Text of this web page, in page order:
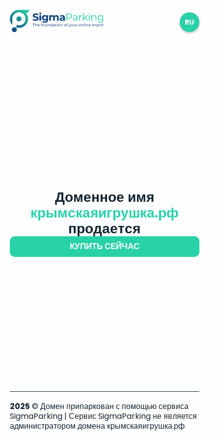
RU
Доменное имя
крымскаяигрушка.рф
продается
КУПИТЬ СЕЙЧАС
2025 © Домен припаркован с помощью сервиса
SigmaParking | Сервис SigmaParking не является
администратором домена крымскаяигрушка.рф